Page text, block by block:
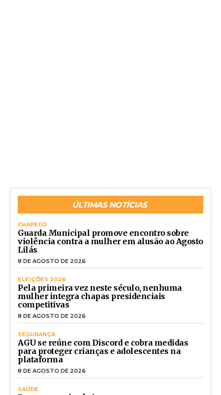
ÚLTIMAS NOTÍCIAS
CHAPECÓ
Guarda Municipal promove encontro sobre
violência contra a mulher em alusão ao Agosto
Lilás
8 DE AGOSTO DE 2026
ELEIÇÕES 2026
Pela primeira vez neste século, nenhuma
mulher integra chapas presidenciais
competitivas
8 DE AGOSTO DE 2026
SEGURANÇA
AGU se reúne com Discord e cobra medidas
para proteger crianças e adolescentes na
plataforma
8 DE AGOSTO DE 2026
SAÚDE